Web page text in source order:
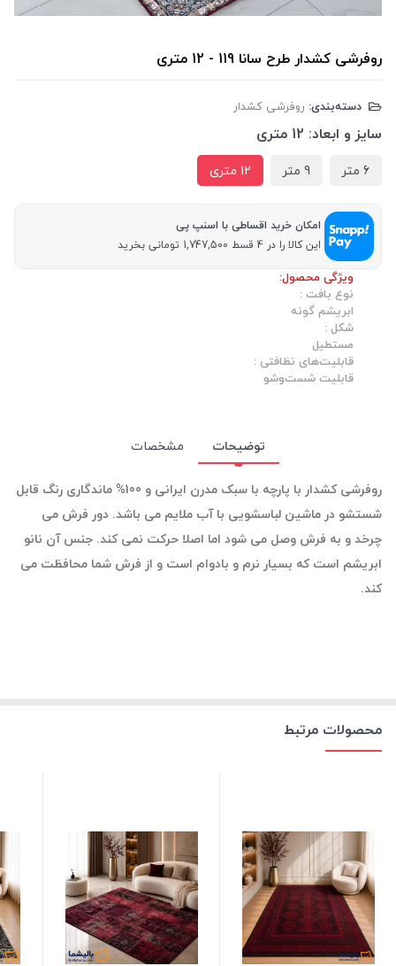
روفرشی کشدار طرح سانا 119 - 12 متری
دسته‌بندی: روفرشی کشدار
سایز و ابعاد: 12 متری
6 متر 9 متر 12 متری
امکان خرید اقساطی با اسنپ پی
این کالا را در 4 قسط 1,747,500 تومانی بخرید
ویژگی محصول:
نوع بافت :
ابریشم گونه
شکل :
مستطیل
قابلیت‌های نظافتی :
قابلیت شست‌وشو
توضیحات
مشخصات
روفرشی کشدار
با پارچه با سبک مدرن ایرانی و 100% ماندگاری رنگ قابل
شستشو در ماشین لباسشویی با آب ملایم می باشد. دور فرش می
چرخد و به فرش وصل می شود اما اصلا حرکت نمی کند. جنس آن نانو
ابریشم است که بسیار نرم و بادوام است و از فرش شما محافظت می
کند.
محصولات مرتبط